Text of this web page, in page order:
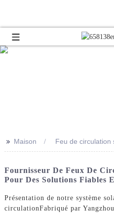
>> Maison Feu de circulation
Fournisseur De Feux De
Pour Des Solutions Fiables
Présentation de notre système
circulationFabriqué par